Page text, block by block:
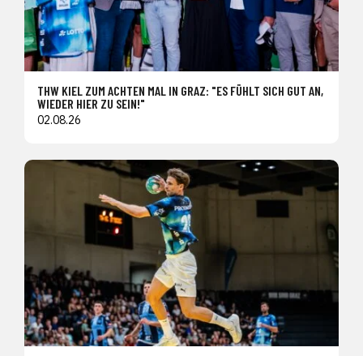
THW KIEL ZUM ACHTEN MAL IN GRAZ: "ES FÜHLT SICH GUT AN,
WIEDER HIER ZU SEIN!"
02.08.26